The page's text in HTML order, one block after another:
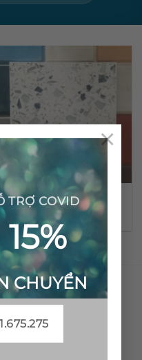
TRỢ COVID
CHUYỂN
×
Gạch đá mài lát nền TE-
01
VIỆT NAM
Chánh, Huyện Mộ